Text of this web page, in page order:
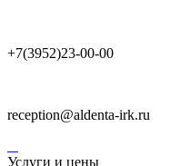
+7(3952)23-00-00
reception@aldenta-irk.ru
Услуги и цены